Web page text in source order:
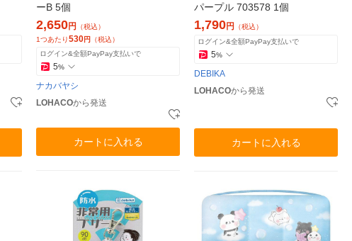
ーB 5個
2,650円
（税込）
1つあたり530円
（税込）
ログイン&全額PayPay支払いで
5%
ナカバヤシ
LOHACOから発送
カートに入れる
パープル 703578 1個
1,790円
（税込）
ログイン&全額PayPay支払いで
5%
DEBIKA
LOHACOから発送
カートに入れる